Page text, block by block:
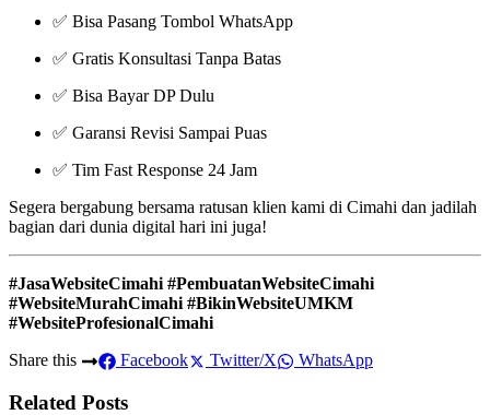
✅ Bisa Pasang Tombol WhatsApp
✅ Gratis Konsultasi Tanpa Batas
✅ Bisa Bayar DP Dulu
✅ Garansi Revisi Sampai Puas
✅ Tim Fast Response 24 Jam
Segera bergabung bersama ratusan klien kami di Cimahi dan jadilah
bagian dari dunia digital hari ini juga!
#JasaWebsiteCimahi #PembuatanWebsiteCimahi
#WebsiteMurahCimahi #BikinWebsiteUMKM
#WebsiteProfesionalCimahi
Share this
Facebook Twitter/X WhatsApp
Related Posts